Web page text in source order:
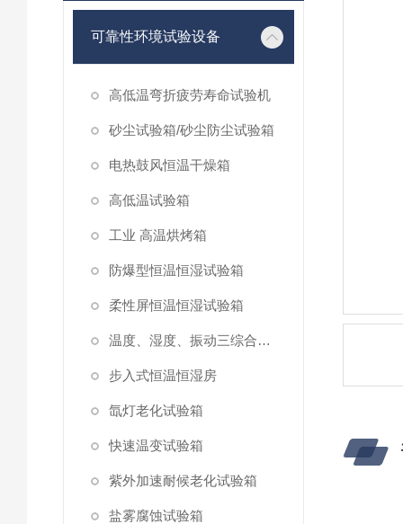
可靠性环境试验设备
高低温弯折疲劳寿命试验机
砂尘试验箱/砂尘防尘试验箱
电热鼓风恒温干燥箱
高低温试验箱
工业 高温烘烤箱
防爆型恒温恒湿试验箱
柔性屏恒温恒湿试验箱
温度、湿度、振动三综合试验箱
步入式恒温恒湿房
氙灯老化试验箱
快速温变试验箱
紫外加速耐候老化试验箱
盐雾腐蚀试验箱